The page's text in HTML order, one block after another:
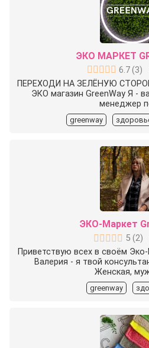
ЭКО МАРКЕТ
6.7(3)
ПЕРЕХОДИ НА ЗЕЛЁНУЮ
ЭКО магазин GreenWay Я -
менеджер
greenway
ЭКО-Маркет
5 (2)
Приветствую всех в своём
Валерия - я твой
Женская,
greenway